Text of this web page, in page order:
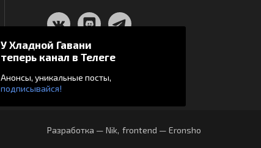
У Хладной Гавани
теперь канал в Телеге
Анонсы, уникальные посты,
подписывайся!
Разработка — Nik, frontend — Eronsho